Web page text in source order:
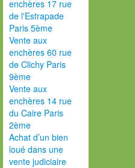
enchères 17 rue
de l'Estrapade
Paris 5ème
Vente aux
enchères 60 rue
de Clichy Paris
9ème
Vente aux
enchères 14 rue
du Caire Paris
2ème
Achat d’un bien
loué dans une
vente judiciaire